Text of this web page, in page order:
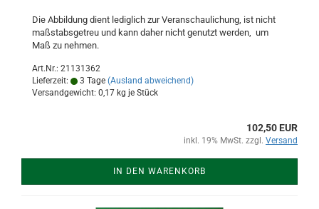
Die Abbildung dient lediglich zur Veranschaulichung, ist nicht
maßstabsgetreu und kann daher nicht genutzt werden, um
Maß zu nehmen.
Art.Nr.: 21131362
Lieferzeit:
3 Tage (Ausland abweichend)
Versandgewicht: 0,17 kg je Stück
102,50 EUR
inkl. 19% MwSt. zzgl. Versand
IN DEN WARENKORB